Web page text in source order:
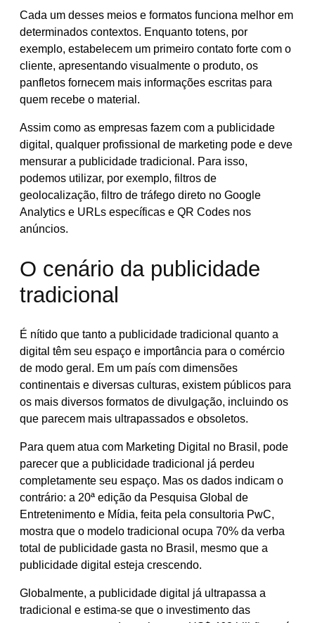
Cada um desses meios e formatos funciona melhor em
determinados contextos. Enquanto totens, por
exemplo, estabelecem um primeiro contato forte com o
cliente, apresentando visualmente o produto, os
panfletos fornecem mais informações escritas para
quem recebe o material.
Assim como as empresas fazem com a publicidade
digital, qualquer profissional de marketing pode e deve
mensurar a publicidade tradicional. Para isso,
podemos utilizar, por exemplo, filtros de
geolocalização, filtro de tráfego direto no Google
Analytics e URLs específicas e QR Codes nos
anúncios.
O cenário da publicidade
tradicional
É nítido que tanto a publicidade tradicional quanto a
digital têm seu espaço e importância para o comércio
de modo geral. Em um país com dimensões
continentais e diversas culturas, existem públicos para
os mais diversos formatos de divulgação, incluindo os
que parecem mais ultrapassados e obsoletos.
Para quem atua com Marketing Digital no Brasil, pode
parecer que a publicidade tradicional já perdeu
completamente seu espaço. Mas os dados indicam o
contrário: a 20ª edição da Pesquisa Global de
Entretenimento e Mídia, feita pela consultoria PwC,
mostra que o modelo tradicional ocupa 70% da verba
total de publicidade gasta no Brasil, mesmo que a
publicidade digital esteja crescendo.
Globalmente, a publicidade digital já ultrapassa a
tradicional e estima-se que o investimento das